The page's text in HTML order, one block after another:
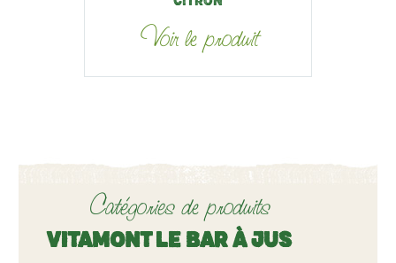
Voir le produit
Catégories de produits
VITAMONT LE BAR À JUS